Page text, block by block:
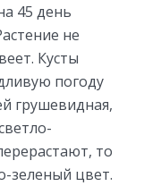
45 день
не
Кусты
погоду
грушевидная,
то
зеленый цвет.